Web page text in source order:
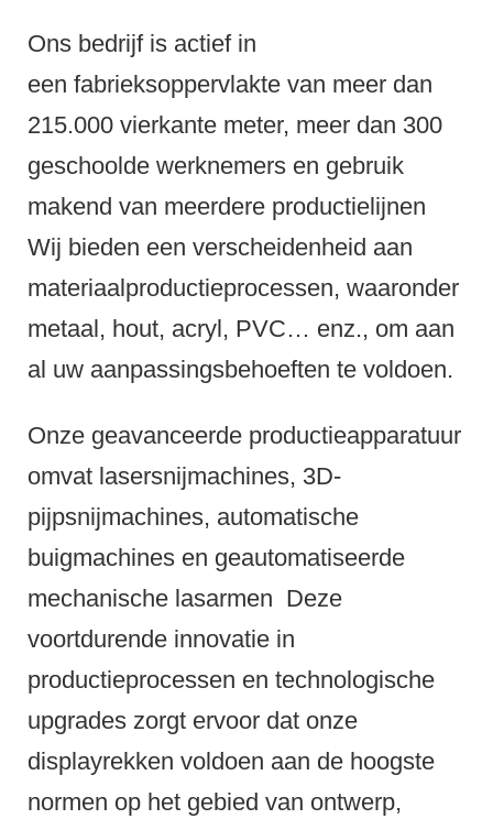
Ons bedrijf is actief in
een fabrieksoppervlakte van meer dan
215.000 vierkante meter, meer dan 300
geschoolde werknemers en gebruik
makend van meerdere productielijnen
Wij bieden een verscheidenheid aan
materiaalproductieprocessen, waaronder
metaal, hout, acryl, PVC… enz., om aan
al uw aanpassingsbehoeften te voldoen.
Onze geavanceerde productieapparatuur
omvat lasersnijmachines, 3D-
pijpsnijmachines, automatische
buigmachines en geautomatiseerde
mechanische lasarmen Deze
voortdurende innovatie in
productieprocessen en technologische
upgrades zorgt ervoor dat onze
displayrekken voldoen aan de hoogste
normen op het gebied van ontwerp,